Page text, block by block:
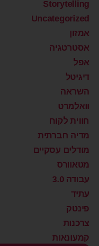
Storytelling
Uncategorized
אמזון
אסטרטגיה
אפל
דיגיטל
השראה
וואלמרט
חווית לקוח
מדיה חברתית
מודלים עסקיים
מטאוורס
עבודה 3.0
עתיד
פינטק
צרכנות
קמעונאות